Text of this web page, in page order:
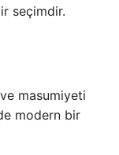
seçimdir.
masumiyeti
modern bir